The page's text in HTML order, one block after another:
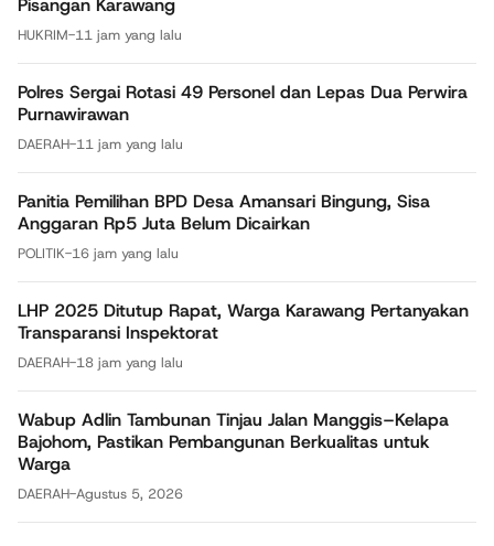
Pisangan Karawang
HUKRIM-11 jam yang lalu
Polres Sergai Rotasi 49 Personel dan Lepas Dua Perwira
Purnawirawan
DAERAH-11 jam yang lalu
Panitia Pemilihan BPD Desa Amansari Bingung, Sisa
Anggaran Rp5 Juta Belum Dicairkan
POLITIK-16 jam yang lalu
LHP 2025 Ditutup Rapat, Warga Karawang Pertanyakan
Transparansi Inspektorat
DAERAH-18 jam yang lalu
Wabup Adlin Tambunan Tinjau Jalan Manggis–Kelapa
Bajohom, Pastikan Pembangunan Berkualitas untuk
Warga
DAERAH-Agustus 5, 2026